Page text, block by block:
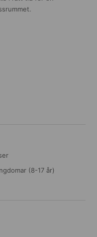
(8-17 år)